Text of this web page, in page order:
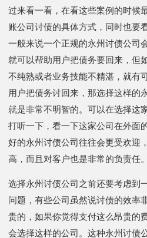
过来看一看，在看这些案例的时候
账公司讨债的具体方式，同时也要
一般来说一个正规的永州讨债公司
就可以帮助用户把债务要回来，但
不纯熟或者业务技能不精湛，就有
用户把债务讨回来，那选择这样的
就是非常不明智的。可以在选择这
打听一下，看一下这家公司在外面
好的永州讨债公司往往会更受欢迎
高，而且对客户也是非常的负责任。
选择永州讨债公司之前还要考虑到
问题，有些公司虽然说讨债的效率
贵的，如果你觉得支付这么昂贵的
会选择这样的公司。这种永州讨债